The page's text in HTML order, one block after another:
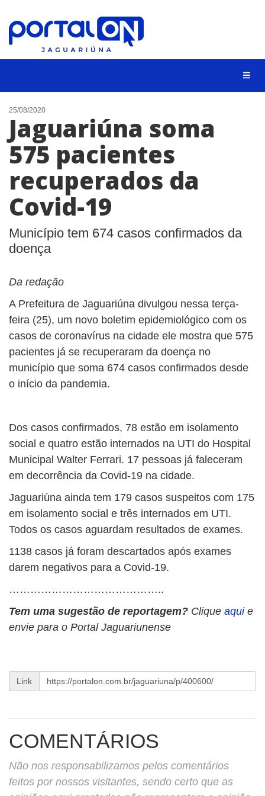
NOTÍCIAS
LISTA DIGITAL
CONTATO
25/08/2020
Jaguariúna soma
575 pacientes
recuperados da
Covid-19
Município tem 674 casos confirmados da
doença
Da redação
A Prefeitura de Jaguariúna divulgou nessa terça-
feira (25), um novo boletim epidemiológico com os
casos de coronavírus na cidade ele mostra que 575
pacientes já se recuperaram da doença no
município que soma 674 casos confirmados desde
o início da pandemia.
Dos casos confirmados, 78 estão em isolamento
social e quatro estão internados na UTI do Hospital
Municipal Walter Ferrari. 17 pessoas já faleceram
em decorrência da Covid-19 na cidade.
Jaguariúna ainda tem 179 casos suspeitos com 175
em isolamento social e três internados em UTI.
Todos os casos aguardam resultados de exames.
1138 casos já foram descartados após exames
darem negativos para a Covid-19.
……………………………………..
Tem uma sugestão de reportagem? Clique aqui e
envie para o Portal Jaguariunense
Link
COMENTÁRIOS
Não nos responsabilizamos pelos comentários
feitos por nossos visitantes, sendo certo que as